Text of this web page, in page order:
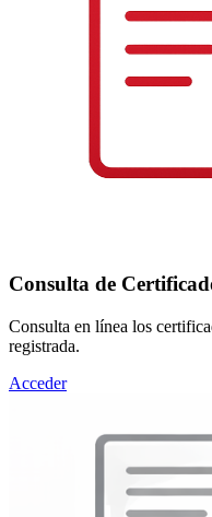
Consulta de
Consulta en línea los
registrada.
Acceder